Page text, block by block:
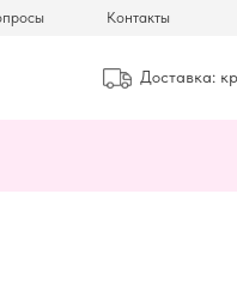
Контакты
Доставка: